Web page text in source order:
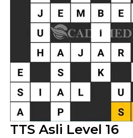
TTS Asli Level 16